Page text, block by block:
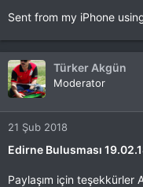
Sent from my iPhone
Türker Akgün
Moderator
21 Şub 2018
Edirne Bulusması
Paylaşım için teşekkürler